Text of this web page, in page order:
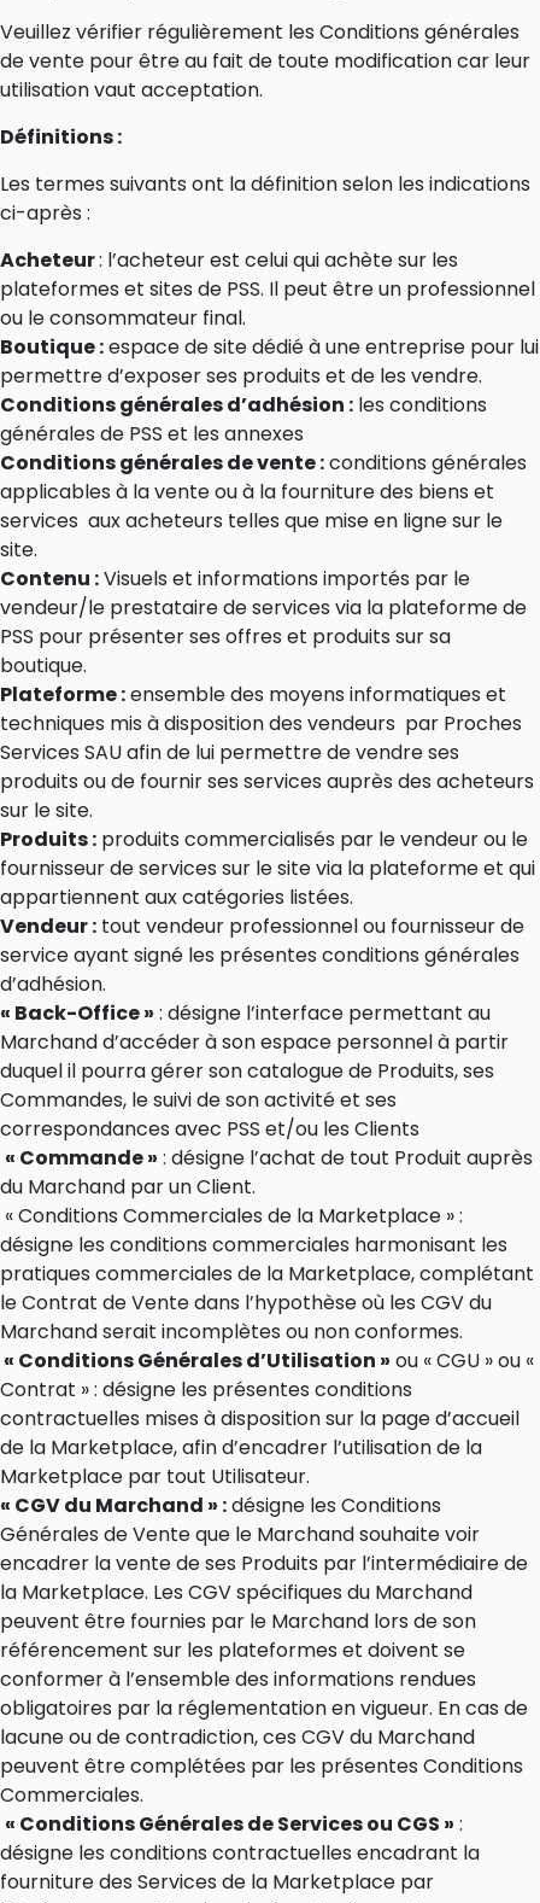
Veuillez vérifier régulièrement les Conditions générales
de vente pour être au fait de toute modification car leur
utilisation vaut acceptation.
Définitions :
Les termes suivants ont la définition selon les indications
ci-après :
Acheteur: l’acheteur est celui qui achète sur les
plateformes et sites de PSS. Il peut être un professionnel
ou le consommateur final.
Boutique :espace de site dédié à une entreprise pour lui
permettre d’exposer ses produits et de les vendre.
Conditions générales d’adhésion : les conditions
générales de PSS et les annexes
Conditions générales de vente :conditions générales
applicables à la vente ou à la fourniture des biens et
services aux acheteurs telles que mise en ligne sur le
site.
Contenu :Visuels et informations importés par le
vendeur/le prestataire de services via la plateforme de
PSS pour présenter ses offres et produits sur sa
boutique.
Plateforme :ensemble des moyens informatiques et
techniques mis à disposition des vendeurs par Proches
Services SAU afin de lui permettre de vendre ses
produits ou de fournir ses services auprès des acheteurs
sur le site.
Produits : produits commercialisés par le vendeur ou le
fournisseur de services sur le site via la plateforme et qui
appartiennent aux catégories listées.
Vendeur : tout vendeur professionnel ou fournisseur de
service ayant signé les présentes conditions générales
d’adhésion.
« Back-Office » : désigne l’interface permettant au
Marchand d’accéder à son espace personnel à partir
duquel il pourra gérer son catalogue de Produits, ses
Commandes, le suivi de son activité et ses
correspondances avec PSS et/ou les Clients
« Commande » : désigne l’achat de tout Produit auprès
du Marchand par un Client.
« Conditions Commerciales de la Marketplace » :
désigne les conditions commerciales harmonisant les
pratiques commerciales de la Marketplace, complétant
le Contrat de Vente dans l’hypothèse où les CGV du
Marchand serait incomplètes ou non conformes.
« Conditions Générales d’Utilisation » ou « CGU » ou «
Contrat » : désigne les présentes conditions
contractuelles mises à disposition sur la page d’accueil
de la Marketplace, afin d’encadrer l’utilisation de la
Marketplace par tout Utilisateur.
« CGV du Marchand » :désigne les Conditions
Générales de Vente que le Marchand souhaite voir
encadrer la vente de ses Produits par l’intermédiaire de
la Marketplace. Les CGV spécifiques du Marchand
peuvent être fournies par le Marchand lors de son
référencement sur les plateformes et doivent se
conformer à l’ensemble des informations rendues
obligatoires par la réglementation en vigueur. En cas de
lacune ou de contradiction, ces CGV du Marchand
peuvent être complétées par les présentes Conditions
Commerciales.
« Conditions Générales de Services ou CGS » :
désigne les conditions contractuelles encadrant la
fourniture des Services de la Marketplace par